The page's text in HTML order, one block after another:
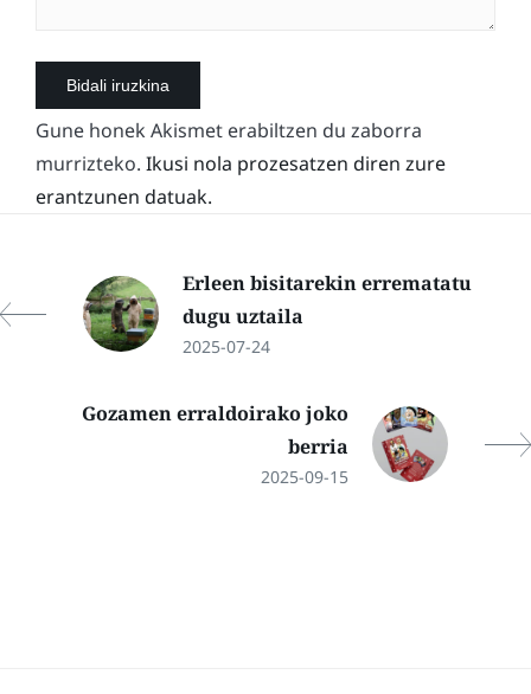
Gune honek Akismet erabiltzen du zaborra
murrizteko. Ikusi nola prozesatzen diren zure
erantzunen datuak.
Erleen bisitarekin errematatu
dugu uztaila
2025-07-24
Gozamen erraldoirako joko
berria
2025-09-15